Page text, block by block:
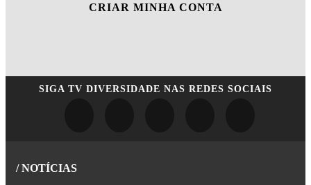
CRIAR MINHA CONTA
SIGA TV DIVERSIDADE NAS REDES SOCIAIS
/ NOTÍCIAS